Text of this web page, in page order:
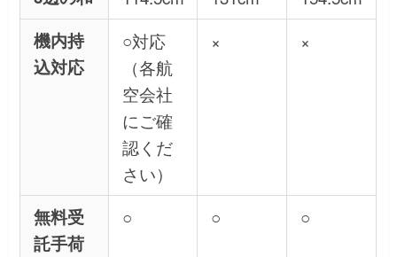
機内持
込対応
○対応
（各航
空会社
にご確
認くだ
さい）
× ×
無料受
託手荷
○ ○ ○